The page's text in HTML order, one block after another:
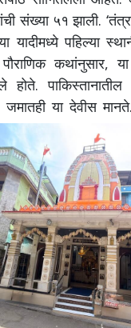
संख्या ५१ झाली.
यादीमध्ये पहिल्या
कथांनुसार, या
होते.
जमातही या देवीस